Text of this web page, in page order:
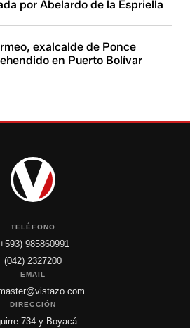
por Abelardo de la Espriella
exalcalde de Ponce
en Puerto Bolívar
TELÉFONO
985860991
(042) 2327200
EMAIL
DIRECCIÓN
734 y Boyacá